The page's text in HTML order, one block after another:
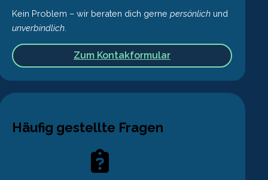
Kein Problem – wir beraten dich gerne persönlichund
unverbindlich.
Zum Kontakformular
Häufig gestellte Fragen